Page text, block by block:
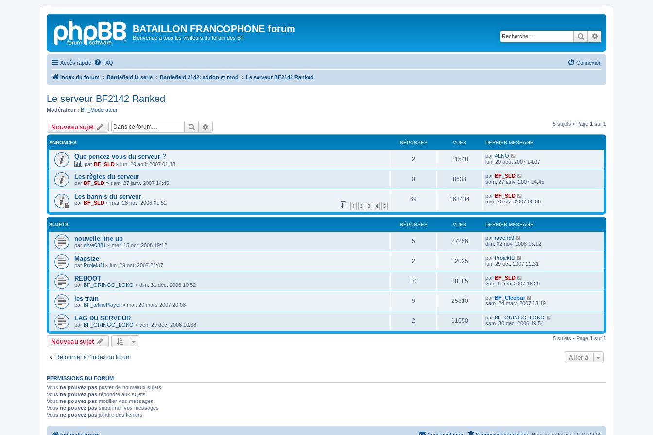
BATAILLON FRANCOPHONE forum
Bienvenue a tous les visiteurs du forum des BF Rechercher
Accès rapide FAQ Connexion
Index du forum Battlefield la serie Battlefield 2142: addon et mod Le serveur BF2142 Ranked
Le serveur BF2142 Ranked
Modérateur : BF_Moderateur
Nouveau sujet Rechercher 5 sujets • Page 1 sur 1
ANNONCES RÉPONSES VUES DERNIER MESSAGE
Que pencez vous du serveur ?
par BF_SLD » lun. 20 août 2007 01:18
2 11548 par ALNO
lun. 20 août 2007 14:07
Les règles du serveur
par BF_SLD » sam. 27 janv. 2007 14:45
0 8633 par BF_SLD
sam. 27 janv. 2007 14:45
Les bannis du serveur
par BF_SLD » mar. 28 nov. 2006 01:52 1 2 3 4 5
69 168434 par BF_SLD
mar. 23 oct. 2007 00:06
SUJETS RÉPONSES VUES DERNIER MESSAGE
nouvelle line up
par olive0881 » mer. 15 oct. 2008 19:12
5 27256 par raven59
dim. 02 nov. 2008 15:12
Mapsize
par Projekt1l » lun. 29 oct. 2007 21:07
2 12025 par Projekt1l
lun. 29 oct. 2007 22:31
REBOOT
par BF_GRINGO_LOKO » dim. 31 déc. 2006 10:52
10 28185 par BF_SLD
ven. 11 mai 2007 18:29
les train
par BF_tetinePlayer » mar. 20 mars 2007 20:08
9 25810 par BF_Cleobul
sam. 24 mars 2007 13:19
LAG DU SERVEUR
par BF_GRINGO_LOKO » ven. 29 déc. 2006 10:38
2 11050 par BF_GRINGO_LOKO
sam. 30 déc. 2006 19:54
Nouveau sujet 5 sujets • Page 1 sur 1
Retourner à l’index du forum Aller à
PERMISSIONS DU FORUM
Vous ne pouvez pas poster de nouveaux sujets
Vous ne pouvez pas répondre aux sujets
Vous ne pouvez pas modifier vos messages
Vous ne pouvez pas supprimer vos messages
Vous ne pouvez pas joindre des fichiers